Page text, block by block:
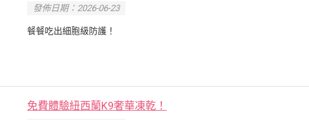
發佈日期：2026-06-23
餐餐吃出細胞級防護！
免費體驗紐西蘭K9奢華凍乾！